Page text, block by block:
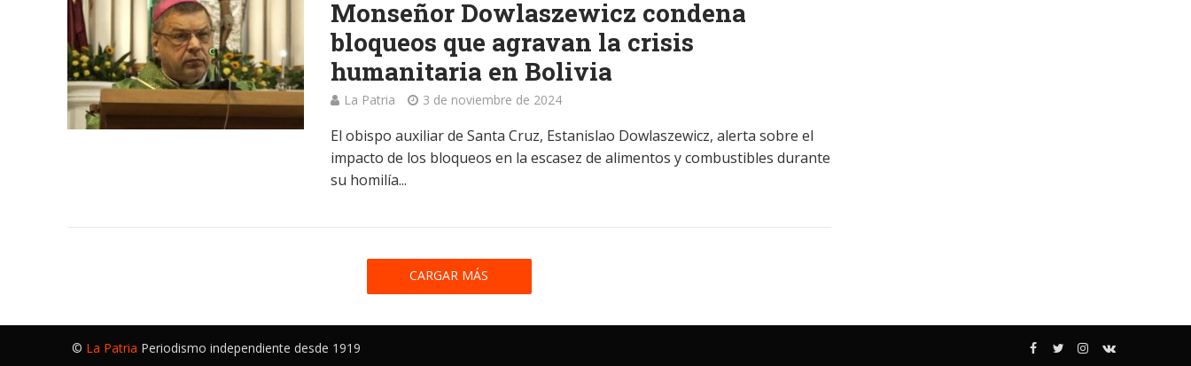
Monseñor Dowlaszewicz condena
bloqueos que agravan la crisis
humanitaria en Bolivia
La Patria 3 de noviembre de 2024
El obispo auxiliar de Santa Cruz, Estanislao Dowlaszewicz, alerta sobre el
impacto de los bloqueos en la escasez de alimentos y combustibles durante
su homilía...
CARGAR MÁS
© La Patria Periodismo independiente desde 1919